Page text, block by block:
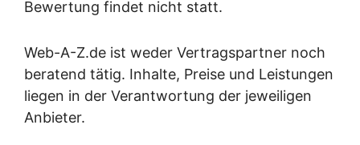
Bewertung findet nicht statt.
Web-A-Z.de ist weder Vertragspartner noch
beratend tätig. Inhalte, Preise und Leistungen
liegen in der Verantwortung der jeweiligen
Anbieter.